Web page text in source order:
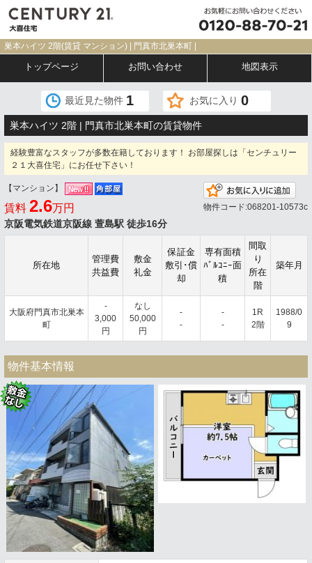
巣本ハイツ 2階(賃貸 マンション) | 門真市北巣本町 |
トップページ お問い合わせ 地図表示
最近見た物件 1 お気に入り 0
巣本ハイツ 2階 | 門真市北巣本町の賃貸物件
経験豊富なスタッフが多数在籍しております！ お部屋探しは「センチュリー
２１大喜住宅」にお任せ下さい！
【マンション】
賃料 2.6万円
京阪電気鉄道京阪線 萱島駅 徒歩16分
物件コード:068201-10573c
所在地
管理費
共益費
敷金
礼金
保証金
敷引･償
却
専有面積
ﾊﾞﾙｺﾆｰ面
積
間取
り
所在
階
築年月
大阪府門真市北巣本
町
-
3,000
円
なし
50,000
円
-
-
-
-
1R
2階
1988/0
9
物件基本情報